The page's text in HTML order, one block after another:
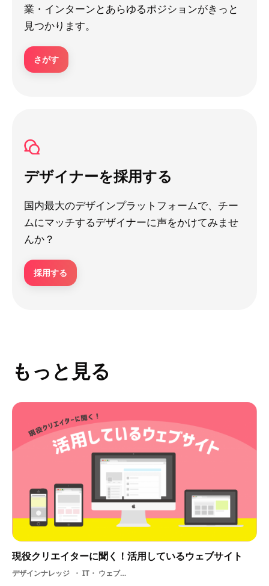
業・インターンとあらゆるポジションがきっと
見つかります。
さがす
デザイナーを採用する
国内最大のデザインプラットフォームで、チー
ムにマッチするデザイナーに声をかけてみませ
んか？
採用する
もっと見る
現役クリエイターに聞く！活用しているウェブサイト
デザインナレッジ IT・ ウェブサイト・ 広告業界